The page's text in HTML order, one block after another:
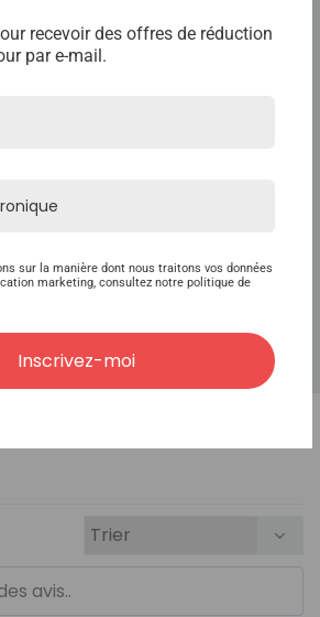
Description:
inch
Quick Compare
FullCompare
recevoir des offres de réduction
par e-mail.
sur la manière dont nous traitons vos données
marketing, consultez notre politique de
Inscrivez-moi